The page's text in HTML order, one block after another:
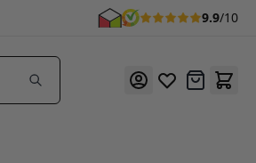
9.9/10
Offerte